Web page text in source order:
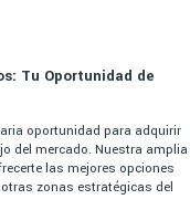
Tu Oportunidad de
oportunidad para adquirir
del mercado. Nuestra amplia
las mejores opciones
zonas estratégicas del